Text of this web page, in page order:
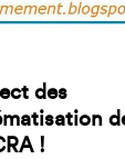
des
!